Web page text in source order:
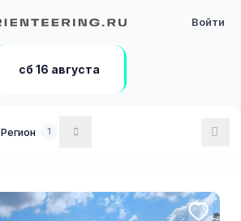
Войти
сб 16 августа
Регион 1